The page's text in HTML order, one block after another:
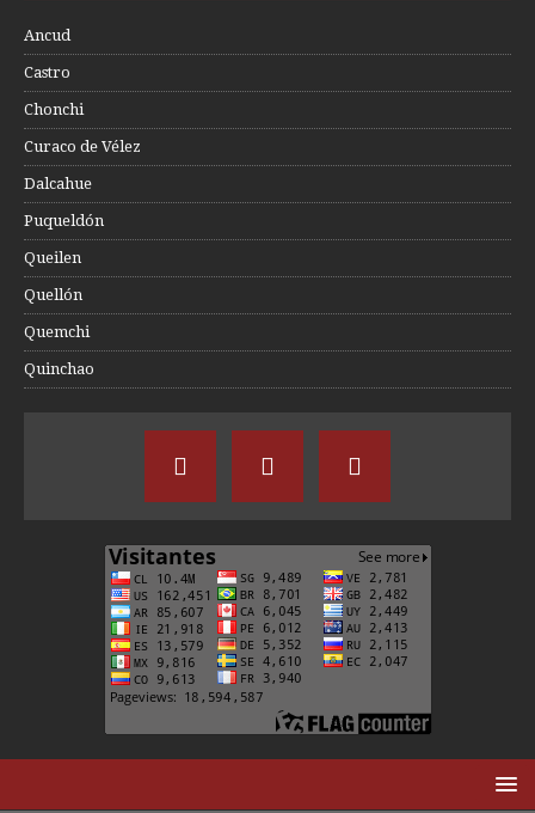
Ancud
Castro
Chonchi
Curaco de Vélez
Dalcahue
Puqueldón
Queilen
Quellón
Quemchi
Quinchao